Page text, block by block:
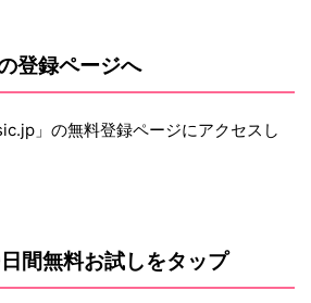
登録ページへ
」の無料登録ページにアクセスし
間無料お試しをタップ